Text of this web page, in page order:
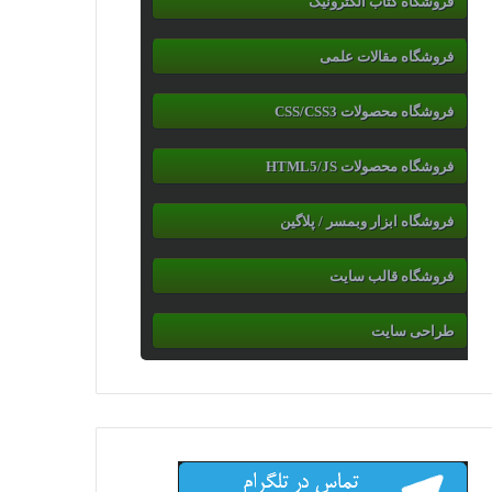
فروشگاه مقالات علمی
فروشگاه محصولات CSS/CSS3
فروشگاه محصولات HTML5/JS
فروشگاه ابزار وبمسر / پلاگین
فروشگاه قالب سایت
طراحی سایت